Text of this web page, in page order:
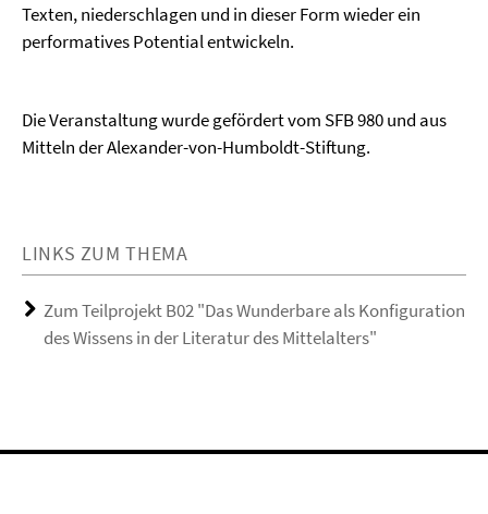
Texten, niederschlagen und in dieser Form wieder ein
performatives Potential entwickeln.
Die Veranstaltung wurde gefördert vom SFB 980 und aus
Mitteln der Alexander-von-Humboldt-Stiftung.
LINKS ZUM THEMA
Zum Teilprojekt B02 "Das Wunderbare als Konfiguration
des Wissens in der Literatur des Mittelalters"